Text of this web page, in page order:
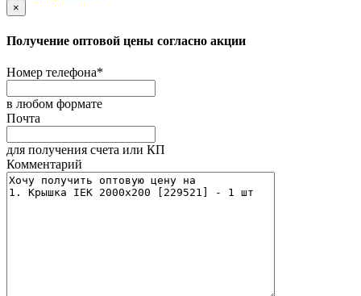
×
Получение оптовой цены согласно акции
Номер телефона*
в любом формате
Почта
для получения счета или КП
Комментарий